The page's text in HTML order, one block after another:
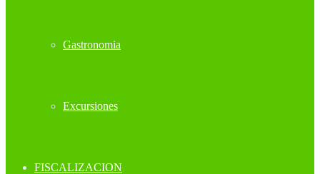
Gastronomia
Excursiones
FISCALIZACION